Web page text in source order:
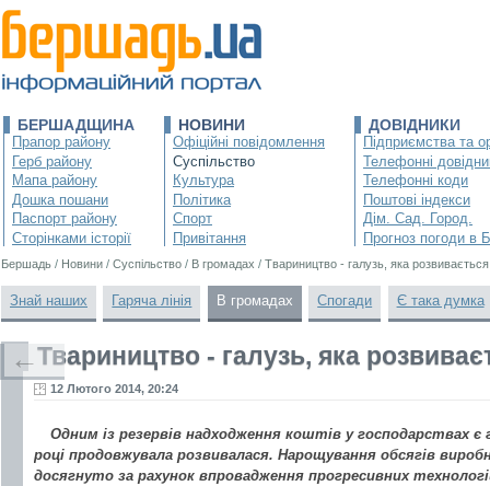
БЕРШАДЩИНА
Прапор району
Герб району
Мапа району
Дошка пошани
Паспорт району
Сторінками історії
НОВИНИ
Офіційні повідомлення
Суспільство
Культура
Політика
Спорт
Привітання
ДОВІДНИКИ
Підприємства та
Телефонні
Телефонні коди
Поштові індекси
Дім. Сад. Город.
Прогноз погоди в
Бершадь / Новини / Суспільство / В громадах / Твариництво - галузь, яка розвивається
Знай наших Гаряча лінія В громадах Спогади Є така думка
Твариництво - галузь, яка
12 Лютого 2014, 20:24
Одним із резервів надходження коштів у господарствах
році продовжувала розвивалася. Нарощування обсягів
досягнуто за рахунок впровадження прогресивних
←